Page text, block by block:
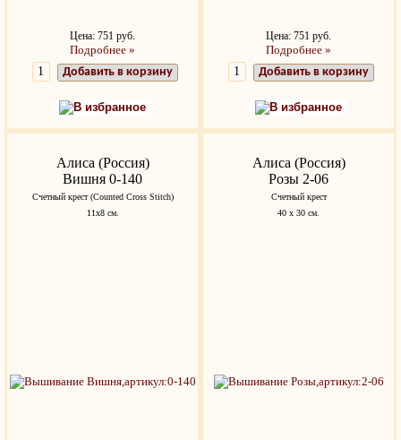
Цена: 751 руб.
Подробнее »
Добавить в корзину
В избранное
Цена: 751 руб.
Подробнее »
Добавить в корзину
В избранное
Алиса (Россия)
Вишня 0-140
Счетный крест (Counted Cross Stitch)
11х8 см.
Алиса (Россия)
Розы 2-06
Счетный крест
40 х 30 см.